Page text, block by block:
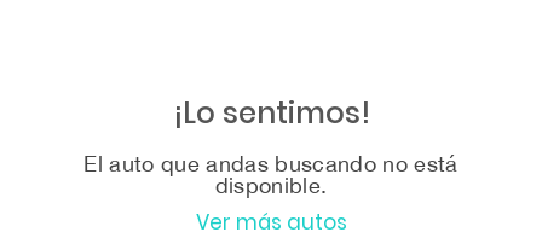
¡Lo sentimos!
El auto que andas buscando no está
disponible.
Ver más autos